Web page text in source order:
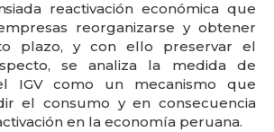
reactivación económica que
reorganizarse y obtener
plazo, y con ello preservar el
se analiza la medida de
IGV como un mecanismo que
el consumo y en consecuencia
en la economía peruana.